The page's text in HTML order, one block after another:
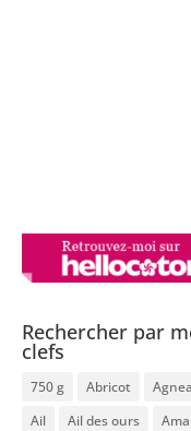
Rechercher par
clefs
750 g Abricot
Ail
Ail des ours